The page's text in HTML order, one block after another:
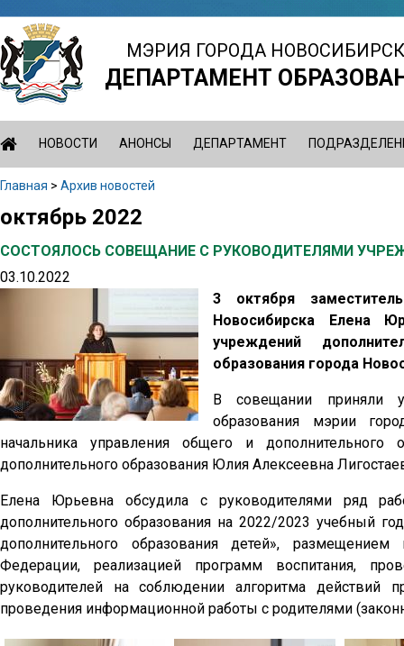
Jump
to
navigation
МЭРИЯ ГОРОДА
ДЕПАРТАМЕНТ
НОВОСТИ АНОНСЫ ДЕПАРТАМЕНТ
Главная > Архив новостей
Back
top
октябрь 2022
СОСТОЯЛОСЬ СОВЕЩАНИЕ С РУКОВОДИТЕЛЯМИ
03.10.2022
3 октября
Новосибирска Елена
учреждений
образования города
В совещании приняли
образования мэрии
начальника управления общего и
дополнительного образования Юлия Алексеевна
Елена Юрьевна обсудила с руководителями ряд
дополнительного образования на 2022/2023 учебный
дополнительного образования детей»,
Федерации, реализацией программ воспитания,
руководителей на соблюдении алгоритма действий
проведения информационной работы с родителями